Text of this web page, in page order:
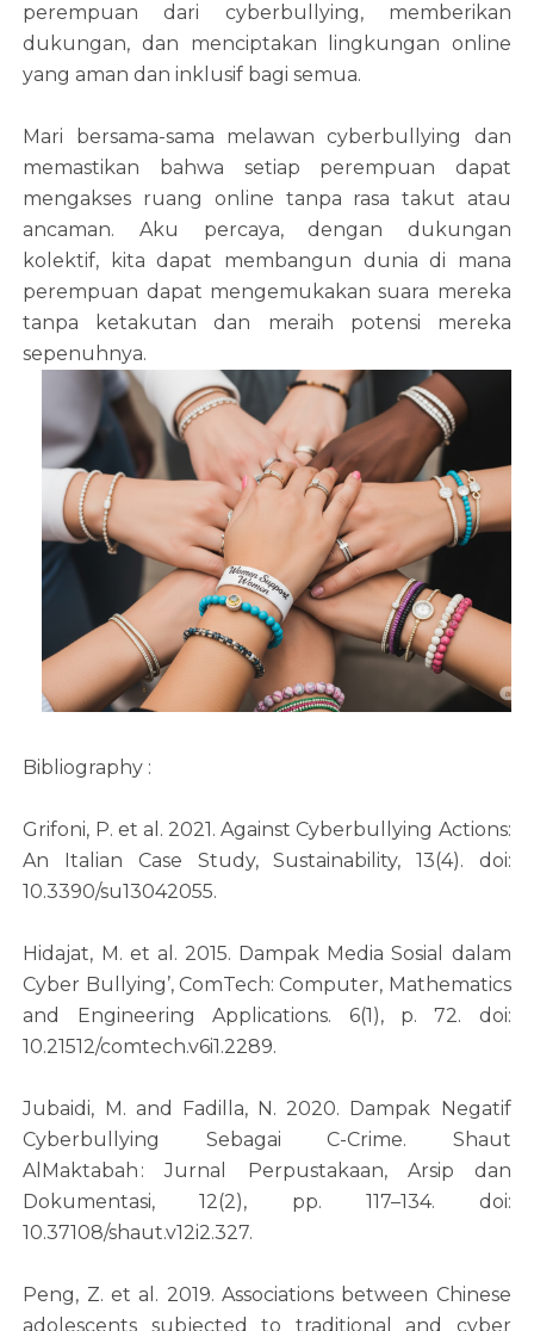
perempuan dari cyberbullying, memberikan
dukungan, dan menciptakan lingkungan online
yang aman dan inklusif bagi semua.
Mari bersama-sama melawan cyberbullying dan
memastikan bahwa setiap perempuan dapat
mengakses ruang online tanpa rasa takut atau
ancaman. Aku percaya, dengan dukungan
kolektif, kita dapat membangun dunia di mana
perempuan dapat mengemukakan suara mereka
tanpa ketakutan dan meraih potensi mereka
sepenuhnya.
Bibliography :
Grifoni, P. et al. 2021. Against Cyberbullying Actions:
An Italian Case Study, Sustainability, 13(4). doi:
10.3390/su13042055.
Hidajat, M. et al. 2015. Dampak Media Sosial dalam
Cyber Bullying’, ComTech: Computer, Mathematics
and Engineering Applications. 6(1), p. 72. doi:
10.21512/comtech.v6i1.2289.
Jubaidi, M. and Fadilla, N. 2020. Dampak Negatif
Cyberbullying Sebagai C-Crime. Shaut
AlMaktabah : Jurnal Perpustakaan, Arsip dan
Dokumentasi, 12(2), pp. 117–134. doi:
10.37108/shaut.v12i2.327.
Peng, Z. et al. 2019. Associations between Chinese
adolescents subjected to traditional and cyber